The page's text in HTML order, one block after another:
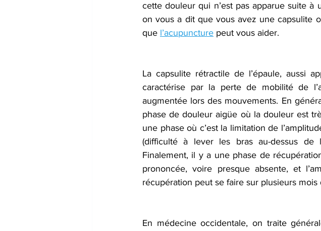
cette douleur qui n’est pas apparue suite
on vous a dit que vous avez une capsulite
que l’acupuncture peut vous aider.
La capsulite rétractile de l’épaule, aussi
caractérise par la perte de mobilité de
augmentée lors des mouvements. En
phase de douleur aigüe où la douleur est
une phase où c’est la limitation de
(difficulté à lever les bras au-dessus
Finalement, il y a une phase de
prononcée, voire presque absente, et
récupération peut se faire sur plusieurs mois
En médecine occidentale, on traite